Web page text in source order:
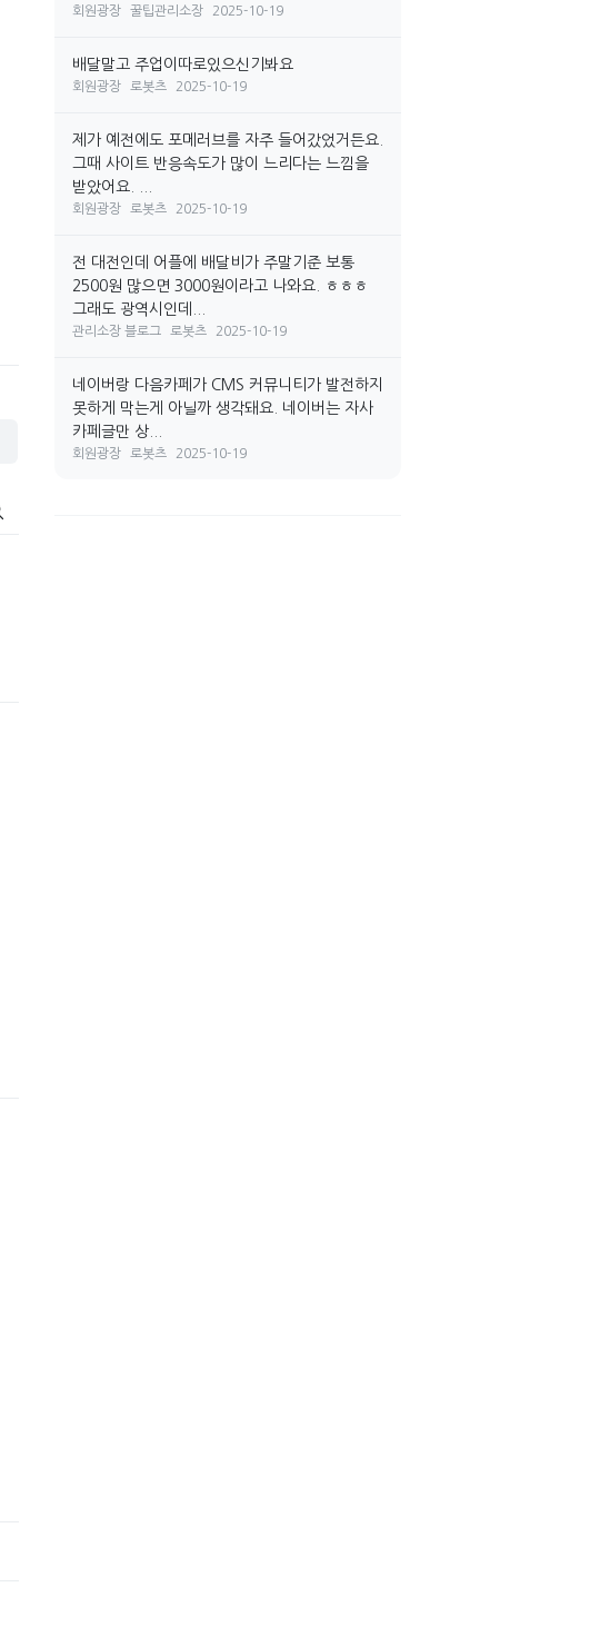
회원광장 꿀팁관리소장 2025-10-19
배달말고 주업이따로있으신기봐요
회원광장 로봇츠 2025-10-19
제가 예전에도 포메러브를 자주 들어갔었거든요.
그때 사이트 반응속도가 많이 느리다는 느낌을
받았어요. ...
회원광장 로봇츠 2025-10-19
전 대전인데 어플에 배달비가 주말기준 보통
2500원 많으면 3000원이라고 나와요. ㅎㅎㅎ
그래도 광역시인데...
관리소장 블로그 로봇츠 2025-10-19
네이버랑 다음카페가 CMS 커뮤니티가 발전하지
못하게 막는게 아닐까 생각돼요. 네이버는 자사
카페글만 상...
회원광장 로봇츠 2025-10-19